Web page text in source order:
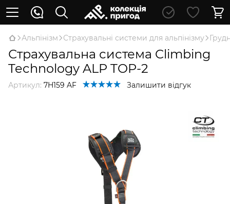
Альпінізм Страхувальні системи для альпінізму
Страхувальна система Climbing
Technology ALP TOP-2
Артикул: 7H159 AF Залишити відгук